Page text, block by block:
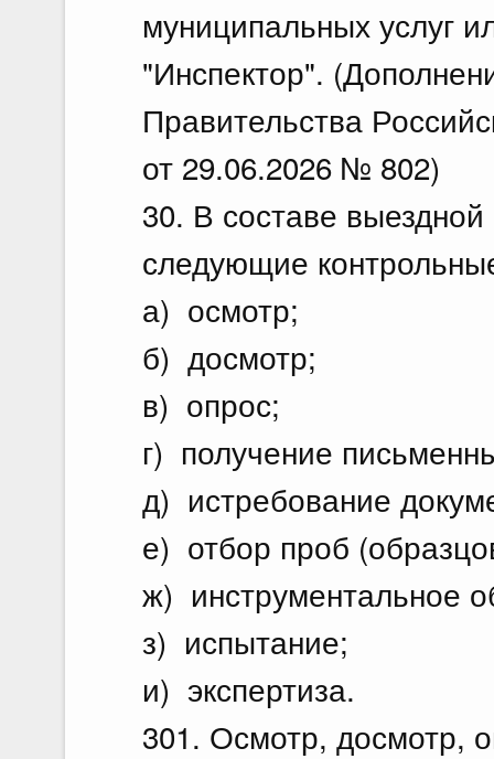
муниципальных услуг
"Инспектор".
Правительства
от 29.06.2026 № 802)
30. В составе
следующие
а) осмотр;
б) досмотр;
в) опрос;
г) получение
д) истребование
е) отбор проб
ж) инструментальное
з) испытание;
и) экспертиза.
301. Осмотр, досмотр,